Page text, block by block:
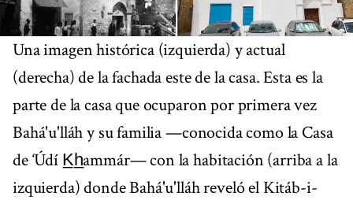
Una imagen histórica (izquierda) y actual
(derecha) de la fachada este de la casa. Esta es la
parte de la casa que ocuparon por primera vez
Bahá'u'lláh y su familia —conocida como la Casa
de ‘Údí K̲h̲ammár— con la habitación (arriba a la
izquierda) donde Bahá'u'lláh reveló el Kitáb-i-